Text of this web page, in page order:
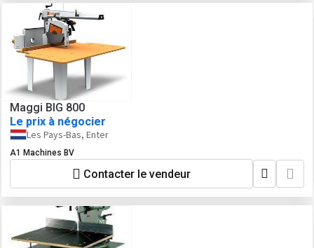
Maggi BIG 800
Le prix à négocier
Les Pays-Bas, Enter
A1 Machines BV
Contacter le vendeur